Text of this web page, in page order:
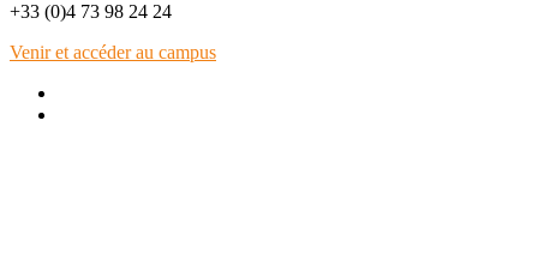
+33 (0)4 73 98 24 24
Venir et accéder au campus